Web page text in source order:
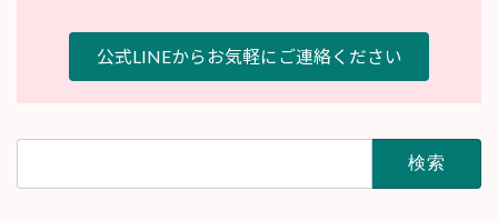
公式LINEからお気軽にご連絡ください